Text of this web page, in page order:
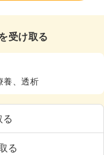
受け取る
養、透析
る